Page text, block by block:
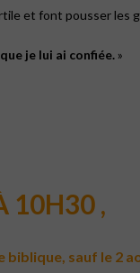
et font pousser les
je lui ai confiée. »
10H30 ,
sauf le 2